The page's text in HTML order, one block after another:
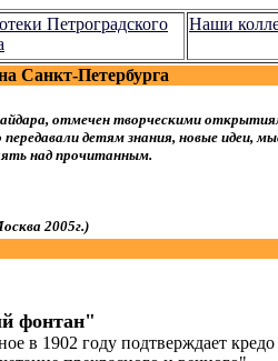
Петроградского
Наши
отмечен творческими
детям знания, новые идеи,
над прочитанным.
2005г.)
Санкт-Петербурга
фонтан"
в 1902 году подтверждает кредо